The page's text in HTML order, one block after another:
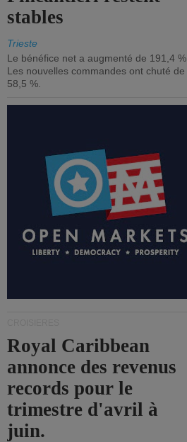
stables
Trieste
Le bénéfice net a augmenté de 191,4 %.
Les nouvelles commandes ont chuté de
58,5 %.
Royal Caribbean
annonce des revenus
records pour le
trimestre d'avril à
juin.